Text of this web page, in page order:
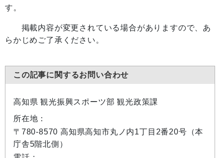
す。
掲載内容が変更されている場合がありますので、あ
らかじめご了承ください。
この記事に関するお問い合わせ
高知県 観光振興スポーツ部 観光政策課
所在地：
〒780-8570 高知県高知市丸ノ内1丁目2番20号（本
庁舎5階北側）